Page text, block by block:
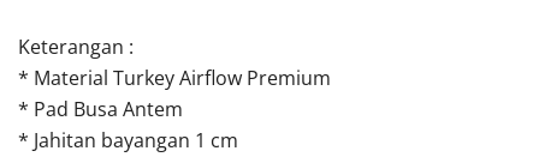
Keterangan :
* Material Turkey Airflow Premium
* Pad Busa Antem
* Jahitan bayangan 1 cm